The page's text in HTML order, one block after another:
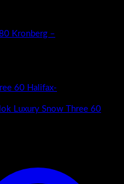
Kronberg –